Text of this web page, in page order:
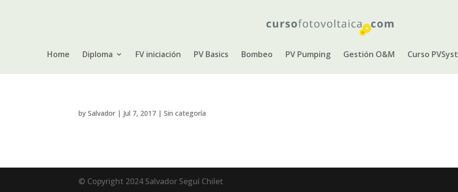
Home Diploma FV iniciación PV Basics Bombeo PV Pumping Gestión O&M Curso PVSyst
by Salvador | Jul 7, 2017 | Sin categoría
© Copyright 2024 Salvador Seguí Chilet